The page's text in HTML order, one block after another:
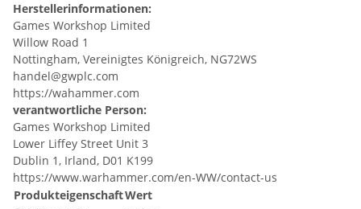
Herstellerinformationen:
Games Workshop Limited
Willow Road 1
Nottingham, Vereinigtes Königreich, NG72WS
handel@gwplc.com
https://wahammer.com
verantwortliche Person:
Games Workshop Limited
Lower Liffey Street Unit 3
Dublin 1, Irland, D01 K199
https://www.warhammer.com/en-WW/contact-us
ProdukteigenschaftWert